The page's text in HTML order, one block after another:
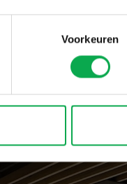
Voorkeuren